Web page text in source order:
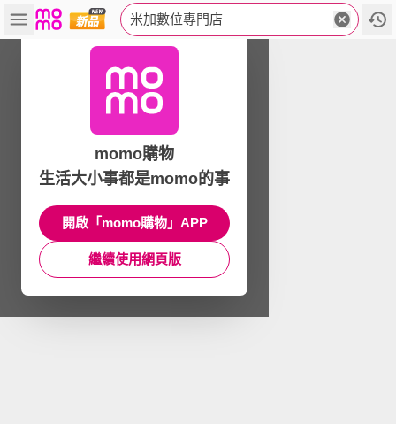
米加數位專門店
momo購物
生活大小事都是momo的事
開啟「momo購物」APP
繼續使用網頁版